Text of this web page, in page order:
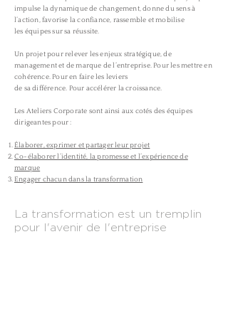
impulse la dynamique de changement, donne du sens à
l’action, favorise la confiance, rassemble et mobilise
les équipes sur sa réussite.
Un projet pour relever les enjeux stratégique, de
management et de marque de l’entreprise. Pour les mettre en
cohérence. Pour en faire les leviers
de sa différence. Pour accélérer la croissance.
Les Ateliers Corporate sont ainsi aux cotés des équipes
dirigeantes pour :
Élaborer, exprimer et partager leur projet
Co-élaborer l’identité, la promesse et l’expérience de
marque
Engager chacun dans la transformation
La transformation est un tremplin
pour l'avenir de l'entreprise